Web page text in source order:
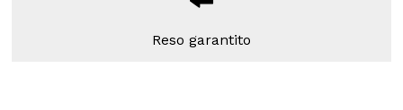
Reso garantito